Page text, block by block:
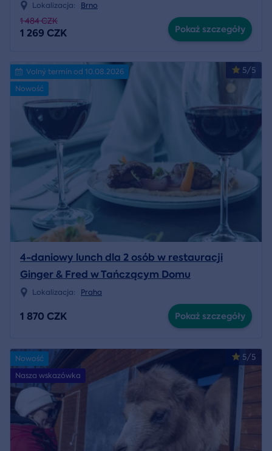
Lokalizacja: Brno
1 484 CZK
1 269 CZK Pokaż szczegóły
5/5
Volný termín od 10.08.2026
Nowość
4-daniowy lunch dla 2 osób w restauracji
Ginger & Fred w Tańczącym Domu
Lokalizacja: Praha
1 870 CZK Pokaż szczegóły
5/5
Nowość
Nasza wskazówka